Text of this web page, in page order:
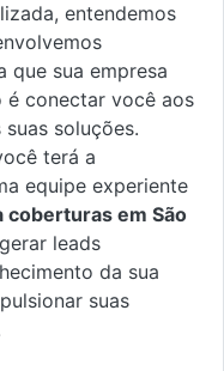
entendemos
que sua empresa
conectar você aos
soluções.
terá a
equipe experiente
coberturas em São
leads
da sua
suas